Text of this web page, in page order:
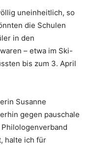
uneinheitlich, so
die Schulen
in den
– etwa im Ski-
bis zum 3. April
Susanne
gegen pauschale
halte ich für